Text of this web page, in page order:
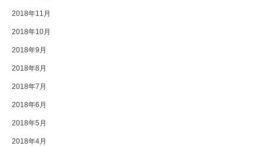
2018年11月
2018年10月
2018年9月
2018年8月
2018年7月
2018年6月
2018年5月
2018年4月